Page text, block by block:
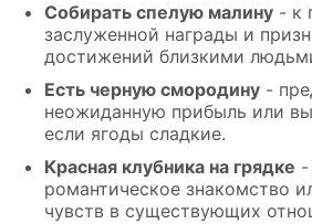
Собирать спелую малину - к
заслуженной награды и
достижений близкими
Есть черную смородину -
неожиданную прибыль или
если ягоды сладкие.
Красная клубника на грядке -
романтическое знакомство
чувств в существующих